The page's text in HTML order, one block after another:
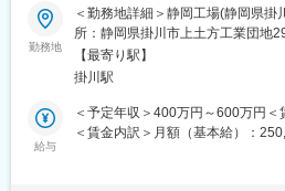
・当社では、マテリアルインフォ
ートメーション）の活用も積極的
ジングインフォマティクスラボ）
エンスから有機合成・材料開発の
■各種手当・福利厚生：
・世帯手当、早出残業手当、休日
医薬品・医薬部外品の製造受託を
品の品質管理業務全般をご担当い
■業務内容
・試験手順書（ＳＯＰ）および試
・試験機器の校正および日常点検
・医薬品製造に使用する原料およ
勤務地
＜勤務地詳細＞静岡工場(静岡県
所：静岡県掛川市上土方工業団地
受動喫煙対策：屋内全面禁煙変更
【最寄り駅】
掛川駅
給与
＜予定年収＞400万円～600万円
＜賃金内訳＞月額（基本給）：